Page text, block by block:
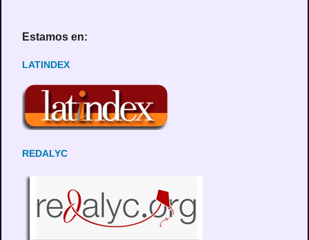
Estamos en:
LATINDEX
REDALYC